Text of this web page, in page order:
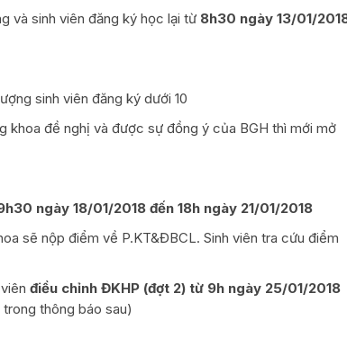
và sinh viên đăng ký học lại từ 8h30 ngày 13/01/
sinh viên đăng ký dưới 10
khoa đề nghị và được sự đồng ý của BGH thì mới mở
ngày 18/01/2018 đến 18h ngày 21/01/2018
sẽ nộp điểm về P.KT&ĐBCL. Sinh viên tra cứu điểm
điều chỉnh ĐKHP (đợt 2) từ 9h ngày 25/01/2018
thông báo sau)